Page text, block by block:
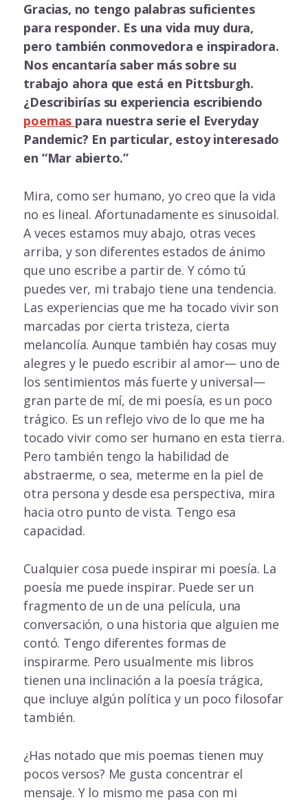
Gracias, no tengo palabras suficientes
para responder. Es una vida muy dura,
pero también conmovedora e inspiradora.
Nos encantaría saber más sobre su
trabajo ahora que está en Pittsburgh.
¿Describirías su experiencia escribiendo
poemas para nuestra serie el Everyday
Pandemic? En particular, estoy interesado
en “Mar abierto.”
Mira, como ser humano, yo creo que la vida
no es lineal. Afortunadamente es sinusoidal.
A veces estamos muy abajo, otras veces
arriba, y son diferentes estados de ánimo
que uno escribe a partir de. Y cómo tú
puedes ver, mi trabajo tiene una tendencia.
Las experiencias que me ha tocado vivir son
marcadas por cierta tristeza, cierta
melancolía. Aunque también hay cosas muy
alegres y le puedo escribir al amor— uno de
los sentimientos más fuerte y universal—
gran parte de mí, de mi poesía, es un poco
trágico. Es un reflejo vivo de lo que me ha
tocado vivir como ser humano en esta tierra.
Pero también tengo la habilidad de
abstraerme, o sea, meterme en la piel de
otra persona y desde esa perspectiva, mira
hacia otro punto de vista. Tengo esa
capacidad.
Cualquier cosa puede inspirar mi poesía. La
poesía me puede inspirar. Puede ser un
fragmento de un de una película, una
conversación, o una historia que alguien me
contó. Tengo diferentes formas de
inspirarme. Pero usualmente mis libros
tienen una inclinación a la poesía trágica,
que incluye algún política y un poco filosofar
también.
¿Has notado que mis poemas tienen muy
pocos versos? Me gusta concentrar el
mensaje. Y lo mismo me pasa con mi